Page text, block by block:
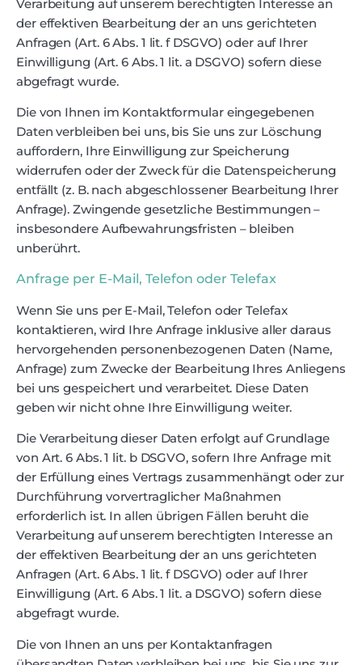
Verarbeitung auf unserem berechtigten Interesse an
der effektiven Bearbeitung der an uns gerichteten
Anfragen (Art. 6 Abs. 1 lit. f DSGVO) oder auf Ihrer
Einwilligung (Art. 6 Abs. 1 lit. a DSGVO) sofern diese
abgefragt wurde.
Die von Ihnen im Kontaktformular eingegebenen
Daten verbleiben bei uns, bis Sie uns zur Löschung
auffordern, Ihre Einwilligung zur Speicherung
widerrufen oder der Zweck für die Datenspeicherung
entfällt (z. B. nach abgeschlossener Bearbeitung Ihrer
Anfrage). Zwingende gesetzliche Bestimmungen –
insbesondere Aufbewahrungsfristen – bleiben
unberührt.
Anfrage per E-Mail, Telefon oder Telefax
Wenn Sie uns per E-Mail, Telefon oder Telefax
kontaktieren, wird Ihre Anfrage inklusive aller daraus
hervorgehenden personenbezogenen Daten (Name,
Anfrage) zum Zwecke der Bearbeitung Ihres Anliegens
bei uns gespeichert und verarbeitet. Diese Daten
geben wir nicht ohne Ihre Einwilligung weiter.
Die Verarbeitung dieser Daten erfolgt auf Grundlage
von Art. 6 Abs. 1 lit. b DSGVO, sofern Ihre Anfrage mit
der Erfüllung eines Vertrags zusammenhängt oder zur
Durchführung vorvertraglicher Maßnahmen
erforderlich ist. In allen übrigen Fällen beruht die
Verarbeitung auf unserem berechtigten Interesse an
der effektiven Bearbeitung der an uns gerichteten
Anfragen (Art. 6 Abs. 1 lit. f DSGVO) oder auf Ihrer
Einwilligung (Art. 6 Abs. 1 lit. a DSGVO) sofern diese
abgefragt wurde.
Die von Ihnen an uns per Kontaktanfragen